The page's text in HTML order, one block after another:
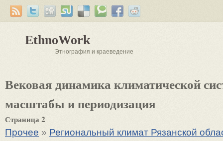
EthnoWork
Этнография и краеведение
Вековая динамика климатической
масштабы и периодизация
Страница 2
Прочее » Региональный климат Рязанской